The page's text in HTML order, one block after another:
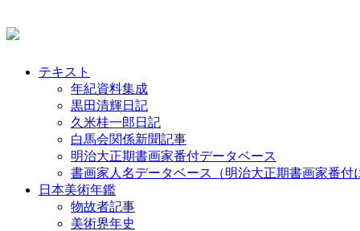
テキスト
年紀資料集成
黒田清輝日記
久米桂一郎日記
白馬会関係新聞記事
明治大正期書画家番付データベース
書画家人名データベース（明治大正期書画家番付
日本美術年鑑
物故者記事
美術界年史